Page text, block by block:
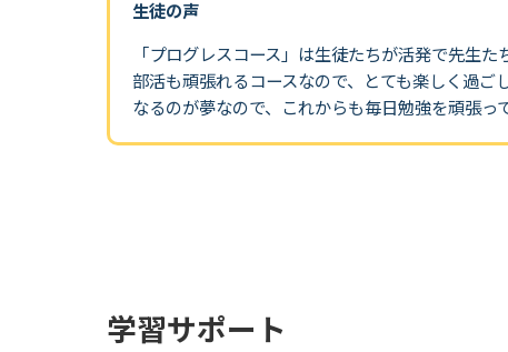
生徒の声
「プログレスコース」は生徒たちが活発で先生た
部活も頑張れるコースなので、とても楽しく過ご
なるのが夢なので、これからも毎日勉強を頑張っ
学習サポート